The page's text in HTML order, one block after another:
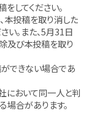
してください。
本投稿を取り消した
い。また、5月31日
及び本投稿を取り
できない場合であ
において同一人と判
合があります。